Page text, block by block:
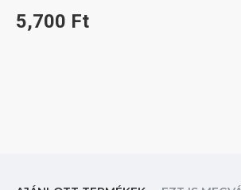
5,700 Ft